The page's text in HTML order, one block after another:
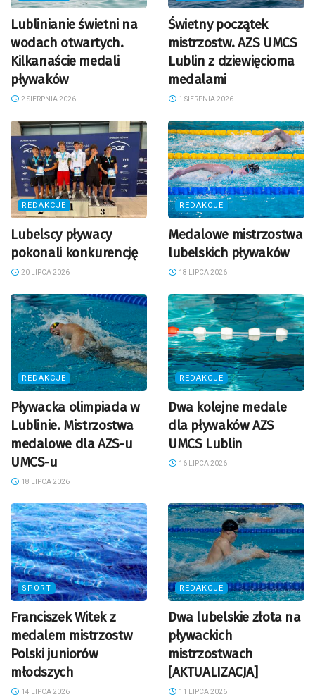
Lublinianie świetni na
wodach otwartych.
Kilkanaście medali
pływaków
2 SIERPNIA 2026
Świetny początek
mistrzostw. AZS UMCS
Lublin z dziewięcioma
medalami
1 SIERPNIA 2026
REDAKCJE
Lubelscy pływacy
pokonali konkurencję
20 LIPCA 2026
REDAKCJE
Medalowe mistrzostwa
lubelskich pływaków
18 LIPCA 2026
REDAKCJE
Pływacka olimpiada w
Lublinie. Mistrzostwa
medalowe dla AZS-u
UMCS-u
18 LIPCA 2026
REDAKCJE
Dwa kolejne medale
dla pływaków AZS
UMCS Lublin
16 LIPCA 2026
SPORT
Franciszek Witek z
medalem mistrzostw
Polski juniorów
młodszych
14 LIPCA 2026
REDAKCJE
Dwa lubelskie złota na
pływackich
mistrzostwach
[AKTUALIZACJA]
11 LIPCA 2026